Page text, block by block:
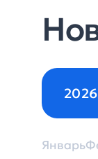
2026
Январь